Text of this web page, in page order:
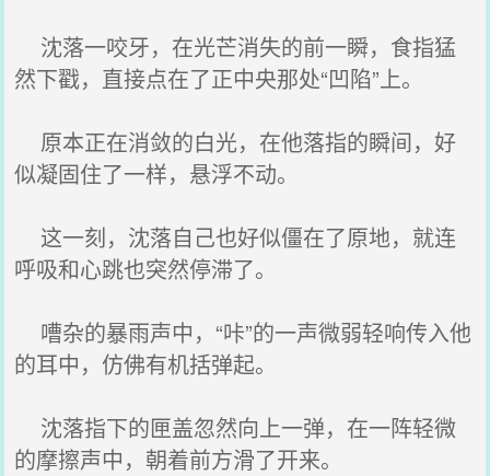
沈落一咬牙，在光芒消失的前一瞬，食指猛
然下戳，直接点在了正中央那处“凹陷”上。
原本正在消敛的白光，在他落指的瞬间，好
似凝固住了一样，悬浮不动。
这一刻，沈落自己也好似僵在了原地，就连
呼吸和心跳也突然停滞了。
嘈杂的暴雨声中，“咔”的一声微弱轻响传入他
的耳中，仿佛有机括弹起。
沈落指下的匣盖忽然向上一弹，在一阵轻微
的摩擦声中，朝着前方滑了开来。